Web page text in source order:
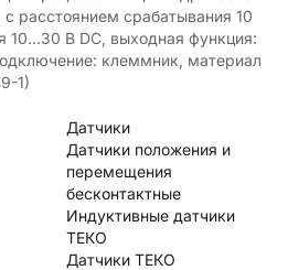
расстоянием срабатывания 10
10…30 В DC, выходная функция:
клеммник, материал
1)
Датчики
Датчики положения и
перемещения
бесконтактные
Индуктивные датчики
ТЕКО
Датчики ТЕКО